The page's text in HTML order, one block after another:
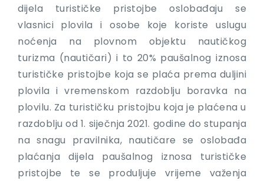
dijela turističke pristojbe oslobađaju se
vlasnici plovila i osobe koje koriste uslugu
noćenja na plovnom objektu nautičkog
turizma (nautičari) i to 20% paušalnog iznosa
turističke pristojbe koja se plaća prema duljini
plovila i vremenskom razdoblju boravka na
plovilu. Za turističku pristojbu koja je plaćena u
razdoblju od 1. siječnja 2021. godine do stupanja
na snagu pravilnika, nautičare se oslobađa
plaćanja dijela paušalnog iznosa turističke
pristojbe te se produljuje vrijeme važenja